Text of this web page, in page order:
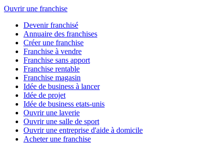
Ouvrir une franchise
Devenir franchisé
Annuaire des franchises
Créer une franchise
Franchise à vendre
Franchise sans apport
Franchise rentable
Franchise magasin
Idée de business à lancer
Idée de projet
Idée de business etats-unis
Ouvrir une laverie
Ouvrir une salle de sport
Ouvrir une entreprise d'aide à domicile
Acheter une franchise